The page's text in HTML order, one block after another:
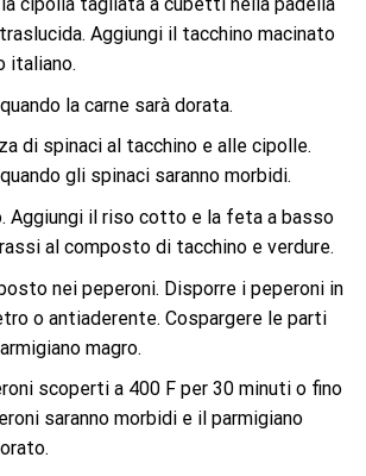
Aggiungi il tacchino macinato
italiano.
la carne sarà dorata.
di spinaci al tacchino e alle cipolle.
gli spinaci saranno morbidi.
Aggiungi il riso cotto e la feta a basso
al composto di tacchino e verdure.
nei peperoni. Disporre i peperoni in
o antiaderente. Cospargere le parti
magro.
scoperti a 400 F per 30 minuti o fino
saranno morbidi e il parmigiano